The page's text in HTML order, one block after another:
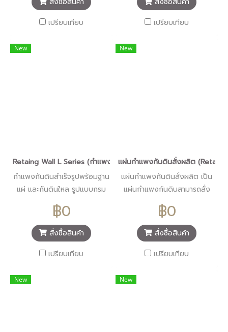
แข็งแรง คงทน ติดตั้งง่าย และ
ประหยัดเวลาอาทิ เช่น โครงการ
ราชการ, บ้านพักอาศัย, โรงงา
เปรียบเทียบ
เปรียบเทียบ
New
Retaing Wall L Series (กำแพงกันดินสำเร็จรูปพร้อมฐานแผ่ และกัน
กำแพงกันดินสำเร็จรูปพร้อมฐาน
แผ่ และกันดินใหล รูปแบบกรม
ทางหลวง ผลิตตามมาตราฐาน
กรมทางหลวง ขนาด
50x50x375 CM หรือ ตาม
ความต้องการ สามารถสั่งขนาด
Dowel เป็นพิเศษได้
฿0
สั่งซื้อสินค้า
เปรียบเทียบ
New
แผ่นกำแพงกันดินสั่งผลิต (Retaing
แผ่นกำแพงกันดินสั่งผลิต เป็น
แผ่นกำแพงกันดินสามารถสั่ง
ผลิตได้ตาม Size และความหนา
ที่ต้องการสามารถสั่งจำนวนลวด
ได้
฿0
สั่งซื้อสินค้า
เปรียบเทียบ
New New